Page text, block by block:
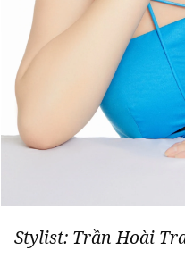
Stylist: Trần Hoài